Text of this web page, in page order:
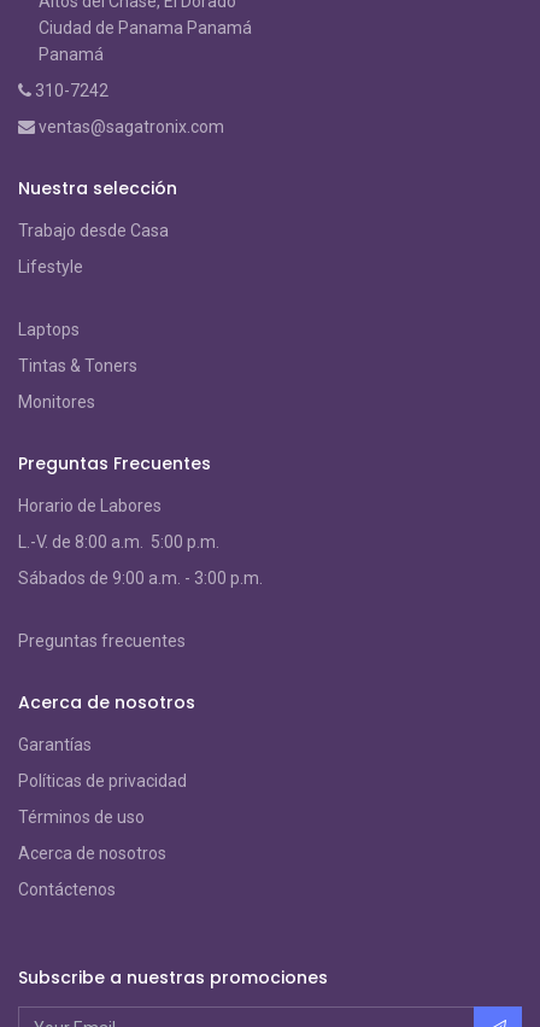
Ciudad de Panama Panamá
Panamá
310-7242
ventas@sagatronix.com
Nuestra selección
Trabajo desde Casa
Lifestyle
Laptops
Tintas & Toners
Monitores
Preguntas Frecuentes
Horario de Labores
L.-V. de 8:00 a.m. 5:00 p.m.
Sábados de 9:00 a.m. - 3:00 p.m.
Preguntas frecuentes
Acerca de nosotros
Garantías
Políticas de privacidad
Términos de uso
Acerca de nosotros
Contáctenos
Subscribe a nuestras promociones